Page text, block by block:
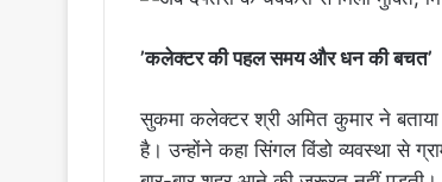
’कलेक्टर की पहल समय और धन की बचत’
सुकमा कलेक्टर श्री अमित कुमार ने
है। उन्होंने कहा सिंगल विंडो व्यवस्था से